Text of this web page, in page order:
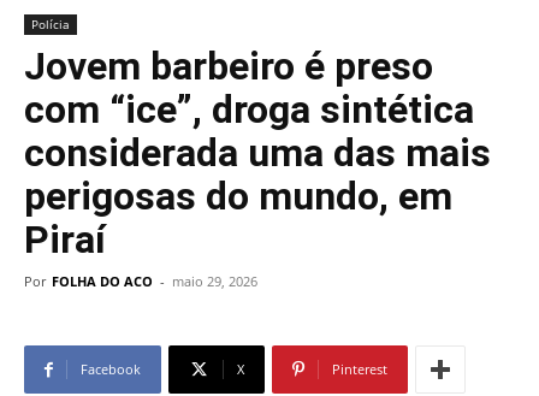
Polícia
Jovem barbeiro é preso
com “ice”, droga sintética
considerada uma das mais
perigosas do mundo, em
Piraí
Por FOLHA DO ACO - maio 29, 2026
Facebook X Pinterest